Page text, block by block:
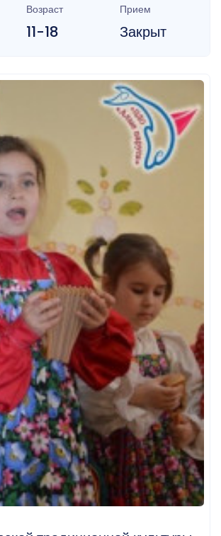
Возраст
11-18
Прием
Закрыт